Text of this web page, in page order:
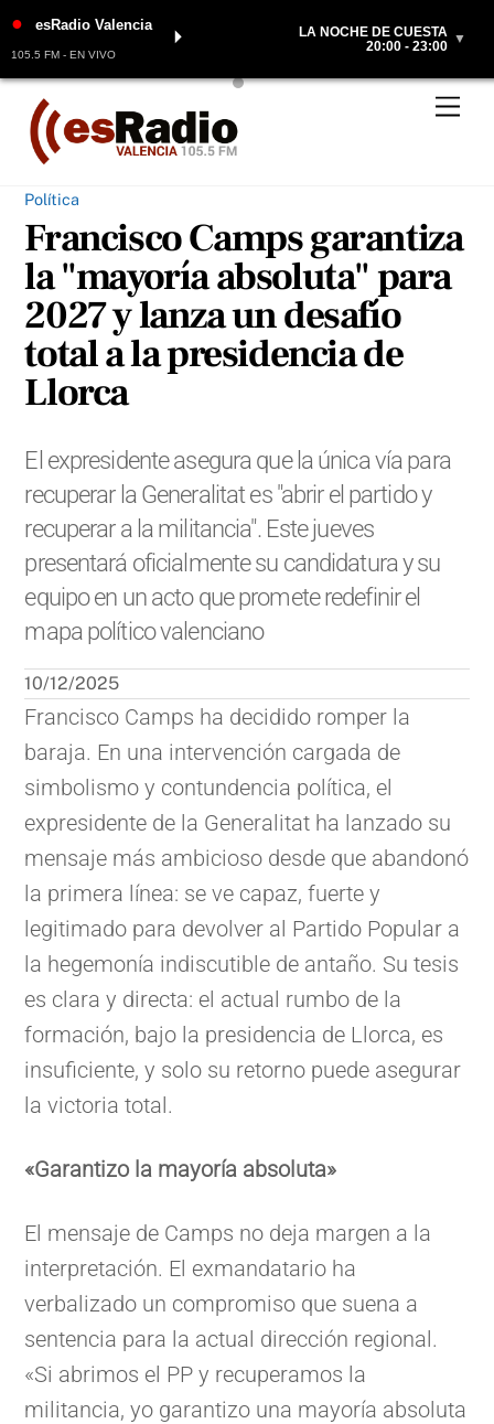
Skip
content
● esRadio Valencia
105.5 FM - EN VIVO
⏵
LA NOCHE DE CUESTA
20:00 - 23:00 ▼
Política
Francisco Camps garantiza
la "mayoría absoluta" para
2027 y lanza un desafío
total a la presidencia de
Llorca
El expresidente asegura que la única vía para
recuperar la Generalitat es "abrir el partido y
recuperar a la militancia". Este jueves
presentará oficialmente su candidatura y su
equipo en un acto que promete redefinir el
mapa político valenciano
10/12/2025
Francisco Camps ha decidido romper la
baraja. En una intervención cargada de
simbolismo y contundencia política, el
expresidente de la Generalitat ha lanzado su
mensaje más ambicioso desde que abandonó
la primera línea: se ve capaz, fuerte y
legitimado para devolver al Partido Popular a
la hegemonía indiscutible de antaño. Su tesis
es clara y directa: el actual rumbo de la
formación, bajo la presidencia de Llorca, es
insuficiente, y solo su retorno puede asegurar
la victoria total.
«Garantizo la mayoría absoluta»
El mensaje de Camps no deja margen a la
interpretación. El exmandatario ha
verbalizado un compromiso que suena a
sentencia para la actual dirección regional.
«Si abrimos el PP y recuperamos la
militancia, yo garantizo una mayoría absoluta